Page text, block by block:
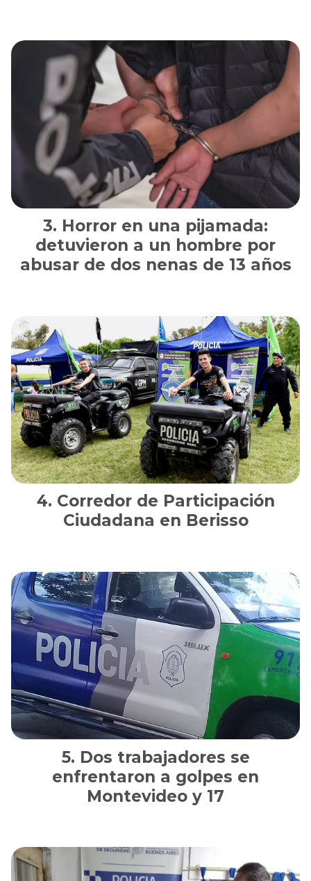
Horror en una pijamada:
detuvieron a un hombre por
abusar de dos nenas de 13 años
Corredor de Participación
Ciudadana en Berisso
Dos trabajadores se
enfrentaron a golpes en
Montevideo y 17